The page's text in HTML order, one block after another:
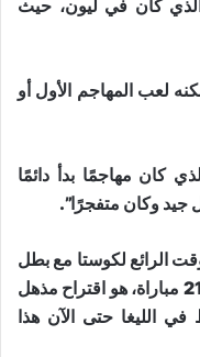
كان في ليون، حيث
لعب المهاجم الأول أو
كان مهاجمًا بدأ دائمًا
جيد وكان متفجرًا”.
الرائع لكوستا مع بطل
إسبانيا 11 مرة، بتسجيله 83 هدفًا في 216 مباراة، هو اقتراح مذهل
الليغا حتى الآن هذا